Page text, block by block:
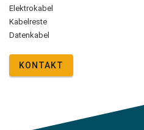
Elektrokabel
Kabelreste
Datenkabel
KONTAKT